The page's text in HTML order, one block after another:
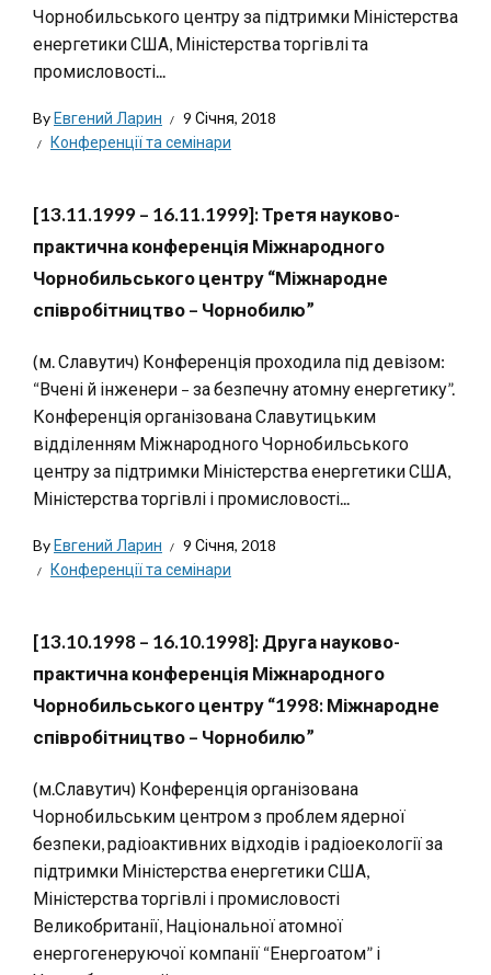
Чорнобильського центру за підтримки Міністерства
енергетики США, Міністерства торгівлі та
промисловості...
ByЕвгений Ларин
9 Січня, 2018
Конференції та семінари
[13.11.1999 – 16.11.1999]: Третя науково-
практична конференція Міжнародного
Чорнобильського центру “Міжнародне
співробітництво – Чорнобилю”
(м. Славутич) Конференція проходила під девізом:
“Вчені й інженери – за безпечну атомну енергетику”.
Конференція організована Славутицьким
відділенням Міжнародного Чорнобильського
центру за підтримки Міністерства енергетики США,
Міністерства торгівлі і промисловості...
ByЕвгений Ларин
9 Січня, 2018
Конференції та семінари
[13.10.1998 – 16.10.1998]: Друга науково-
практична конференція Міжнародного
Чорнобильського центру “1998: Міжнародне
співробітництво – Чорнобилю”
(м.Славутич) Конференція організована
Чорнобильським центром з проблем ядерної
безпеки, радіоактивних відходів і радіоекології за
підтримки Міністерства енергетики США,
Міністерства торгівлі і промисловості
Великобританії, Національної атомної
енергогенеруючої компанії “Енергоатом” і